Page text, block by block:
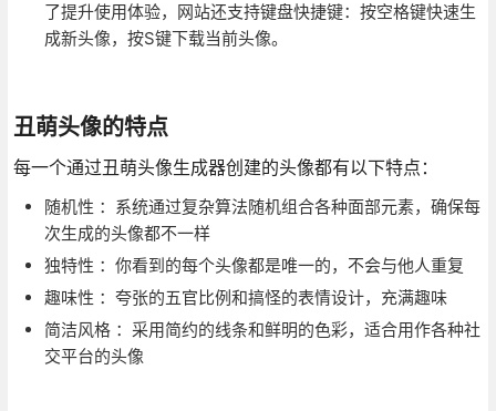
了提升使用体验，网站还支持键盘快捷键：按空格键快速生
成新头像，按S键下载当前头像。
丑萌头像的特点
每一个通过丑萌头像生成器创建的头像都有以下特点：
随机性 ：系统通过复杂算法随机组合各种面部元素，确保每
次生成的头像都不一样
独特性 ：你看到的每个头像都是唯一的，不会与他人重复
趣味性 ：夸张的五官比例和搞怪的表情设计，充满趣味
简洁风格 ：采用简约的线条和鲜明的色彩，适合用作各种社
交平台的头像